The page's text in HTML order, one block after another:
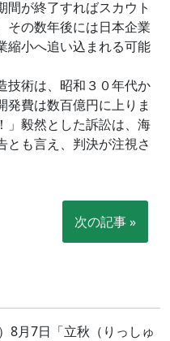
間が終了すればスカウト
その数年後には日本企業
縮小へ追い込まれる可能
技術は、昭和３０年代か
発費は数百億円に上りま
」毅然とした訴訟は、海
とも言え、判決が注視さ
次の記事 »
月7日「立秋（りっしゅ